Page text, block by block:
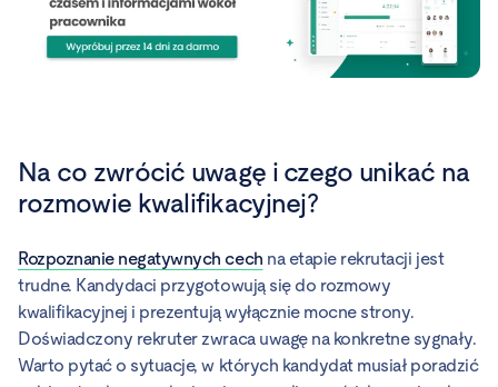
Na co zwrócić uwagę i czego unikać na
rozmowie kwalifikacyjnej?
Rozpoznanie negatywnych cech na etapie rekrutacji jest
trudne. Kandydaci przygotowują się do rozmowy
kwalifikacyjnej i prezentują wyłącznie mocne strony.
Doświadczony rekruter zwraca uwagę na konkretne sygnały.
Warto pytać o sytuacje, w których kandydat musiał poradzić